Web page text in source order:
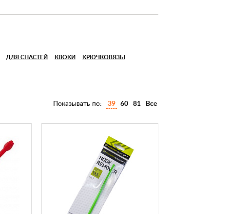
ДЛЯ СНАСТЕЙ КВОКИ КРЮЧКОВЯЗЫ
Показывать по: 39 60 81 Все